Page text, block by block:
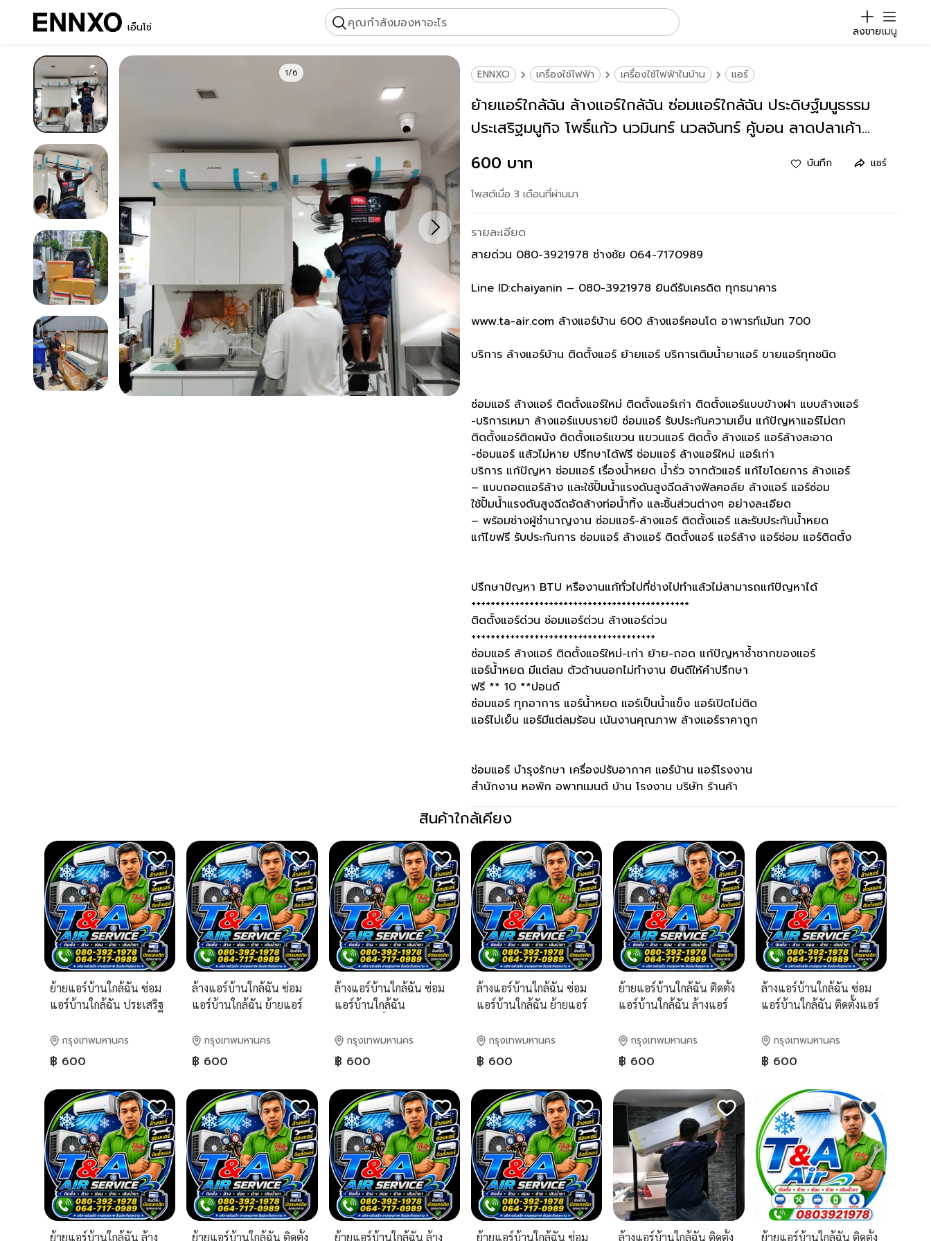
เอ็นโซ่ คุณกำลังมองหาอะไร
ลงขายเมนู
1/6 ENNXO เครื่องใช้ไฟฟ้า เครื่องใช้ไฟฟ้าในบ้าน แอร์
ย้ายแอร์ใกล้ฉัน ล้างแอร์ใกล้ฉัน ซ่อมแอร์ใกล้ฉัน ประดิษฐ์มนูธรรม
ประเสริฐมนูกิจ โพธิ์แก้ว นวมินทร์ นวลจันทร์ คู้บอน ลาดปลาเค้า
600 บาท บันทึก แชร์
โพสต์เมื่อ 3 เดือนที่ผ่านมา
รายละเอียด
สายด่วน 080-3921978 ช่างชัย 064-7170989
Line ID:chaiyanin – 080-3921978 ยินดีรับเครดิต ทุกธนาคาร
www.ta-air.com ล้างแอร์บ้าน 600 ล้างแอร์คอนโด อาพารท์เม้นท 700
บริการ ล้างแอร์บ้าน ติดตั้งแอร์ ย้ายแอร์ บริการเติมน้ำยาแอร์ ขายแอร์ทุกชนิด
ซ่อมแอร์ ล้างแอร์ ติดตั้งแอร์ใหม่ ติดตั้งแอร์เก่า ติดตั้งแอร์แบบข้างฝา แบบล้างแอร์
-บริการเหมา ล้างแอร์แบบรายปี ซ่อมแอร์ รับประกันความเย็น แก้ปัญหาแอร์ไม่ตก
ติดตั้งแอร์ติดผนัง ติดตั้งแอร์แขวน แขวนแอร์ ติดตั้ง ล้างแอร์ แอร์ล้างสะอาด
-ซ่อมแอร์ แล้วไม่หาย ปรึกษาได้ฟรี ซ่อมแอร์ ล้างแอร์ใหม่ แอร์เก่า
บริการ แก้ปัญหา ซ่อมแอร์ เรื่องน้ำหยด น้ำรั่ว จากตัวแอร์ แก้ไขโดยการ ล้างแอร์
– แบบถอดแอร์ล้าง และใช้ปั้มน้ำแรงดันสูงฉีดล้างฟิลคอล์ย ล้างแอร์ แอร์ซ่อม
ใช้ปั้มน้ำแรงดันสูงฉีดอัดล้างท่อน้ำทิ้ง และชิ้นส่วนต่างๆ อย่างละเอียด
– พร้อมช่างผู้ชำนาญงาน ซ่อมแอร์-ล้างแอร์ ติดตั้งแอร์ และรับประกันน้ำหยด
แก้ไขฟรี รับประกันการ ซ่อมแอร์ ล้างแอร์ ติดตั้งแอร์ แอร์ล้าง แอร์ซ่อม แอร์ติดตั้ง
ปรึกษาปัญหา BTU หรืองานแก้ทั่วไปที่ช่างไปทำแล้วไม่สามารถแก้ปัญหาได้
+++++++++++++++++++++++++++++++++++++++++++++
ติดตั้งแอร์ด่วน ซ่อมแอร์ด่วน ล้างแอร์ด่วน
++++++++++++++++++++++++++++++++++++++
ซ่อมแอร์ ล้างแอร์ ติดตั้งแอร์ใหม่-เก่า ย้าย-ถอด แก้ปัญหาซ้ำซากของแอร์
แอร์น้ำหยด มีแต่ลม ตัวด้านนอกไม่ทำงาน ยินดีให้คำปรึกษา
ฟรี ** 10 **ปอนด์
ซ่อมแอร์ ทุกอาการ แอร์น้ำหยด แอร์เป็นน้ำแข็ง แอร์เปิดไม่ติด
แอร์ไม่เย็น แอร์มีแต่ลมร้อน เน้นงานคุณภาพ ล้างแอร์ราคาถูก
ช่อมแอร์ บำรุงรักษา เครื่องปรับอากาศ แอร์บ้าน แอร์โรงงาน
สำนักงาน หอพัก อพาทเมนต์ บ้าน โรงงาน บริษัท ร้านค้า
สินค้าใกล้เคียง
ย้ายแอร์บ้านใกล้ฉัน ซ่อม
แอร์บ้านใกล้ฉัน ประเสริฐ
ลาดปลาเค้า นาคนิวาส
ลาดพร้าว นวมินทร์
โพธิ์แก้ว นวลจันทร์
รามอินทรา
กรุงเทพมหานคร
฿ 600
ล้างแอร์บ้านใกล้ฉัน ซ่อม
แอร์บ้านใกล้ฉัน ย้ายแอร์
เกษตรนว-มินทร์
รามอินทรา ลาดปลาเค้า
ประดิษฐ์มนูธรรม
ลาดพร้าว โชคชัย 4
กรุงเทพมหานคร
฿ 600
ล้างแอร์บ้านใกล้ฉัน ซ่อม
แอร์บ้านใกล้ฉัน
ประเสริฐมนูกิจ เกษตรนว-
มินทร์ นวลจันทร์ โชคชัย 4
ลาดพร้าว นวมินทร์
โพธิ์แก้ว
กรุงเทพมหานคร
฿ 600
ล้างแอร์บ้านใกล้ฉัน ซ่อม
แอร์บ้านใกล้ฉัน ย้ายแอร์
สวนสยาม รามอินทรา
มีนบุรี นวมินทร์ โพธิ์แก้ว
ลาดพร้าว นวลจันทร์
กรุงเทพมหานคร
฿ 600
ย้ายแอร์บ้านใกล้ฉัน ติดตั้ง
แอร์บ้านใกล้ฉัน ล้างแอร์
บางเขน คู้บอน เลียบคลอง
สอง หทัยราษฎร์ ลาด
ปลาเค้า นิมิตรใหม่ มีนบุรี
กรุงเทพมหานคร
฿ 600
ล้างแอร์บ้านใกล้ฉัน ซ่อม
แอร์บ้านใกล้ฉัน ติดตั้งแอร์
ลาดปลาเค้า คู้บอน 27
เลียบคลองสอง หทัย
ราษฎร์ สุเหร่าคลองหนึ่ง
พระยาสุเรนทร์
กรุงเทพมหานคร
฿ 600
ย้ายแอร์บ้านใกล้ฉัน ล้าง ย้ายแอร์บ้านใกล้ฉัน ติดตั้ง ย้ายแอร์บ้านใกล้ฉัน ล้าง ย้ายแอร์บ้านใกล้ฉัน ซ่อม ล้างแอร์บ้านใกล้ฉัน ติดตั้ง ย้ายแอร์บ้านใกล้ฉัน ติดตั้ง